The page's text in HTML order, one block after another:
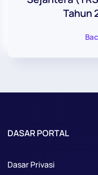
Tahun
DASAR PORTAL
Dasar Privasi